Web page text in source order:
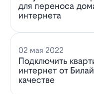
для переноса
интернета
02 мая 2022
Подключить
интернет от
качестве